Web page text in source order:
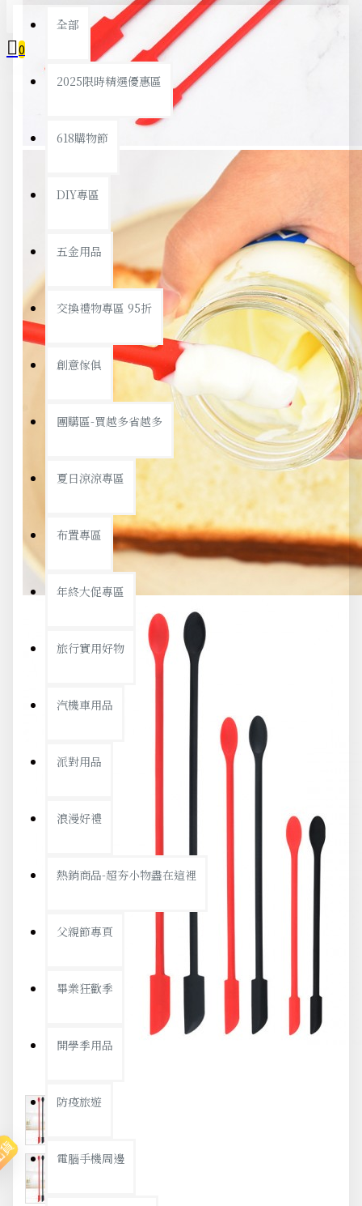
全部
2025限時精選優惠區
618購物節
DIY專區
五金用品
交換禮物專區 95折
創意傢俱
團購區-買越多省越多
夏日涼涼專區
布置專區
年終大促專區
旅行實用好物
汽機車用品
派對用品
浪漫好禮
熱銷商品-超夯小物盡在這裡
父親節專頁
畢業狂歡季
開學季用品
防疫旅遊
電腦手機周邊
0
您的購物車內沒有商品！